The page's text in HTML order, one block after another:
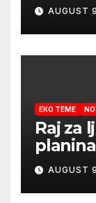
AUGUST
EKO TEME
Raj za
AUGUST